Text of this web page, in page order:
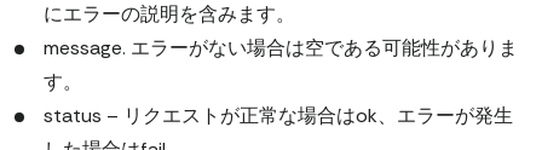
にエラーの説明を含みます。
message. エラーがない場合は空である可能性がありま
す。
status – リクエストが正常な場合はok、エラーが発生